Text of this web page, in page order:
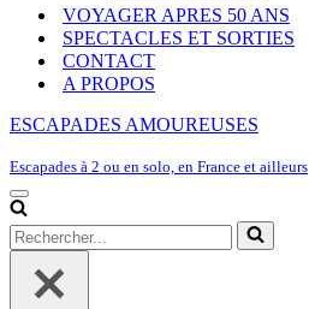
VOYAGER APRES 50 ANS
SPECTACLES ET SORTIES
CONTACT
A PROPOS
ESCAPADES AMOUREUSES
Escapades à 2 ou en solo, en France et ailleurs
Menu
de
navigation
Rechercher...